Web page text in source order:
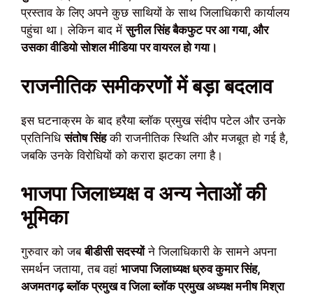
प्रस्ताव के लिए अपने कुछ साथियों के साथ जिलाधिकारी कार्यालय
पहुंचा था। लेकिन बाद मेंसुनील सिंह बैकफुट पर आ गया, और
उसका वीडियो सोशल मीडिया पर वायरल हो गया।
राजनीतिक समीकरणों में बड़ा बदलाव
इस घटनाक्रम के बाद हरैया ब्लॉक प्रमुख संदीप पटेल और उनके
प्रतिनिधिसंतोष सिंहकी राजनीतिक स्थिति और मजबूत हो गई है,
जबकि उनके विरोधियों को करारा झटका लगा है।
भाजपा जिलाध्यक्ष व अन्य नेताओं की
भूमिका
गुरुवार को जबबीडीसी सदस्योंने जिलाधिकारी के सामने अपना
समर्थन जताया, तब वहां भाजपा जिलाध्यक्ष ध्रुव कुमार सिंह,
अजमतगढ़ ब्लॉक प्रमुख व जिला ब्लॉक प्रमुख अध्यक्ष मनीष मिश्रा